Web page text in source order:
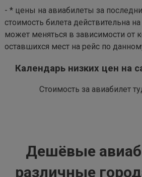
- * цены на авиабилеты за
стоимость билета действительна
может меняться в зависимости от
оставшихся мест на рейс по
Календарь низких цен на
Стоимость за авиабилет
Дешёвые
различные